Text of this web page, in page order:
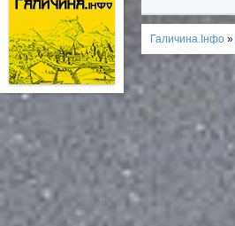
Галичина.Інфо »